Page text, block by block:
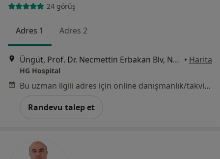
24 görüş
Adres 1 Adres 2
Üngüt, Prof. Dr. Necmettin Erbakan Blv, No:209, Onikişubat, Kahramanmaraş • Harita
HG Hospital
Bu uzman ilgili adres için online danışmanlık/takvim sunmuyor.
Randevu talep et